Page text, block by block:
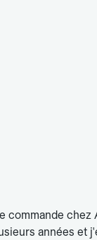
commande chez
années et